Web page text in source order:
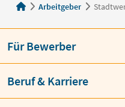
Arbeitgeber
Für Bewerber
Beruf & Karriere